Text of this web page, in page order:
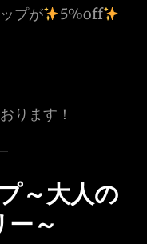
プが
5%off
ります！
～大人の
～